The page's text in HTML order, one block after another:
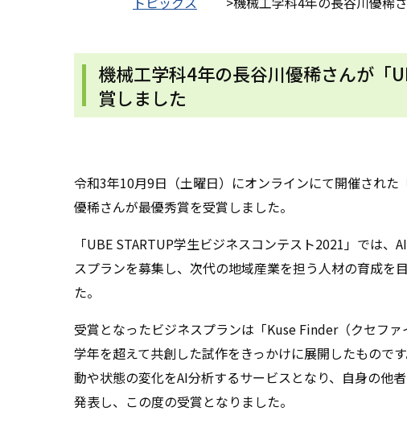
機械工学科4年の長谷川優稀さんが「
賞しました
令和3年10月9日（土曜日）にオンラインにて開催され
優稀さんが最優秀賞を受賞しました。
「UBE STARTUP学生ビジネスコンテスト2021」では
スプランを募集し、次代の地域産業を担う人材の育成を
た。
受賞となったビジネスプランは「Kuse Finder（クセフ
学年を超えて共創した試作をきっかけに展開したもので
動や状態の変化をAI分析するサービスとなり、自身の他
発表し、この度の受賞となりました。